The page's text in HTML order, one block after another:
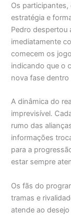
Os participantes,
estratégia e
Pedro despertou
imediatamente
comecem os
indicando que o
nova fase dentro
A dinâmica do
imprevisível.
rumo das
informações
para a
estar sempre
Os fãs do
tramas e
atende ao